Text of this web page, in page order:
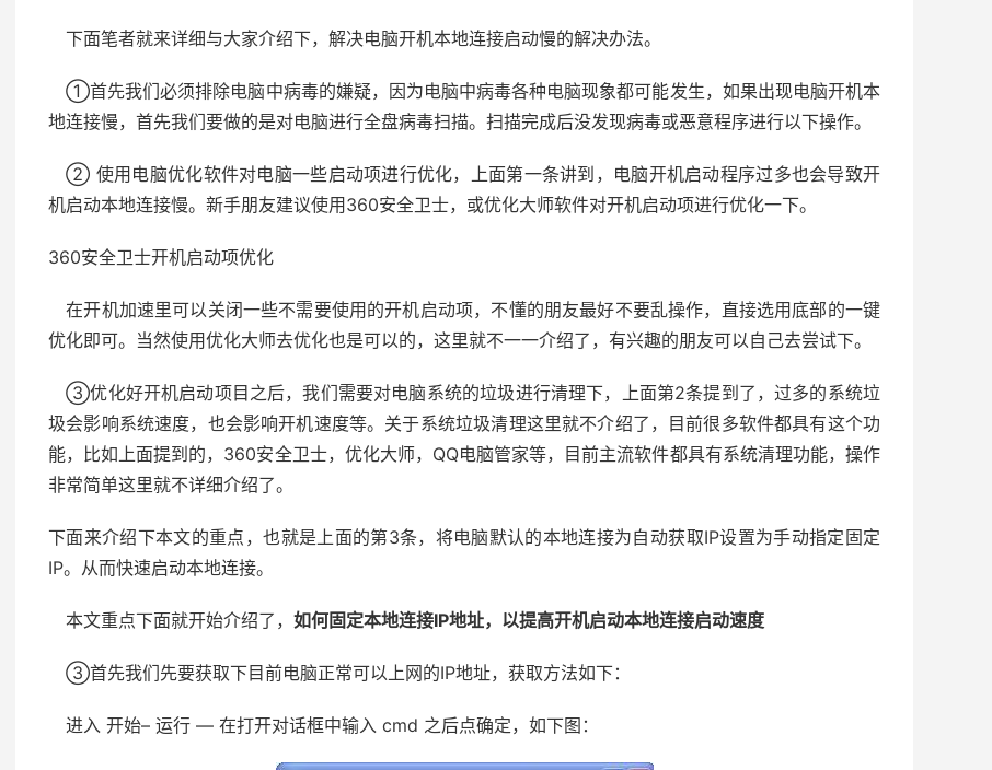
下面笔者就来详细与大家介绍下，解决电脑开机本地连接启动慢的解决办法。
①首先我们必须排除电脑中病毒的嫌疑，因为电脑中病毒各种电脑现象都可能发生，如果出现电脑开机本
地连接慢，首先我们要做的是对电脑进行全盘病毒扫描。扫描完成后没发现病毒或恶意程序进行以下操作。
② 使用电脑优化软件对电脑一些启动项进行优化，上面第一条讲到，电脑开机启动程序过多也会导致开
机启动本地连接慢。新手朋友建议使用360安全卫士，或优化大师软件对开机启动项进行优化一下。
360安全卫士开机启动项优化
在开机加速里可以关闭一些不需要使用的开机启动项，不懂的朋友最好不要乱操作，直接选用底部的一键
优化即可。当然使用优化大师去优化也是可以的，这里就不一一介绍了，有兴趣的朋友可以自己去尝试下。
③优化好开机启动项目之后，我们需要对电脑系统的垃圾进行清理下，上面第2条提到了，过多的系统垃
圾会影响系统速度，也会影响开机速度等。关于系统垃圾清理这里就不介绍了，目前很多软件都具有这个功
能，比如上面提到的，360安全卫士，优化大师，QQ电脑管家等，目前主流软件都具有系统清理功能，操作
非常简单这里就不详细介绍了。
下面来介绍下本文的重点，也就是上面的第3条，将电脑默认的本地连接为自动获取IP设置为手动指定固定
IP。从而快速启动本地连接。
本文重点下面就开始介绍了， 如何固定本地连接IP地址，以提高开机启动本地连接启动速度
③首先我们先要获取下目前电脑正常可以上网的IP地址，获取方法如下：
进入 开始– 运行 — 在打开对话框中输入 cmd 之后点确定，如下图：